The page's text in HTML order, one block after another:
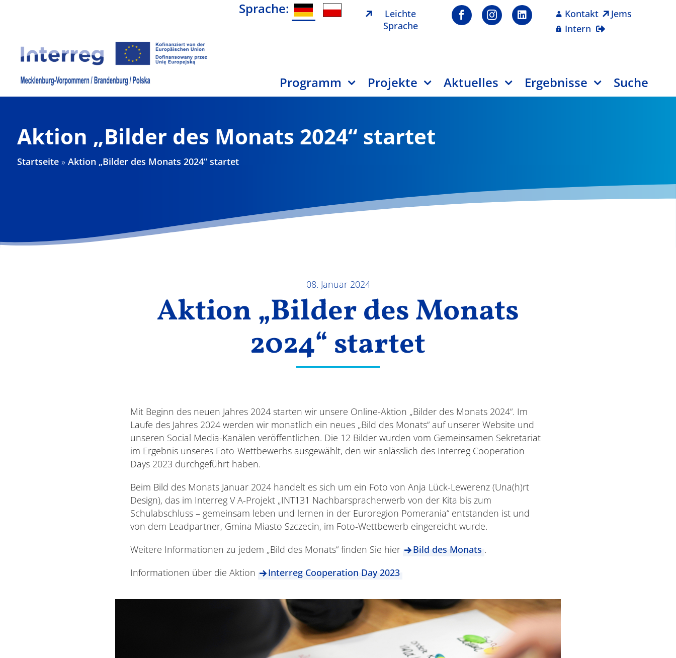
Sprache:
Leichte
Sprache
Kontakt
Jems
Intern
Programm Projekte Aktuelles Ergebnisse Suche
Aktion „Bilder des Monats 2024“ startet
Startseite »Aktion „Bilder des Monats 2024“ startet
08. Januar 2024
Aktion „Bilder des Monats
2024“ startet
Mit Beginn des neuen Jahres 2024 starten wir unsere Online-Aktion „Bilder des Monats 2024“. Im
Laufe des Jahres 2024 werden wir monatlich ein neues „Bild des Monats“ auf unserer Website und
unseren Social Media-Kanälen veröffentlichen. Die 12 Bilder wurden vom Gemeinsamen Sekretariat
im Ergebnis unseres Foto-Wettbewerbs ausgewählt, den wir anlässlich des Interreg Cooperation
Days 2023 durchgeführt haben.
Beim Bild des Monats Januar 2024 handelt es sich um ein Foto von Anja Lück-Lewerenz (Una(h)rt
Design), das im Interreg V A-Projekt „INT131 Nachbarspracherwerb von der Kita bis zum
Schulabschluss – gemeinsam leben und lernen in der Euroregion Pomerania“ entstanden ist und
von dem Leadpartner, Gmina Miasto Szczecin, im Foto-Wettbewerb eingereicht wurde.
Weitere Informationen zu jedem „Bild des Monats“ finden Sie hier
Bild des Monats .
Informationen über die Aktion
Interreg Cooperation Day 2023